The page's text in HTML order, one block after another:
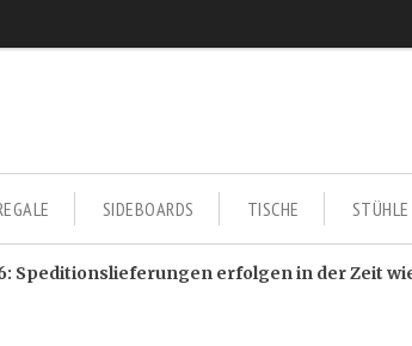
SIDEBOARDS TISCHE STÜHLE
Speditionslieferungen erfolgen in der Zeit